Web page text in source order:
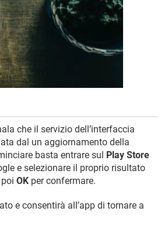
che il servizio dell’interfaccia
dal un aggiornamento della
basta entrare sul Play Store
e selezionare il proprio risultato
OK per confermare.
e consentirà all’app di tornare a